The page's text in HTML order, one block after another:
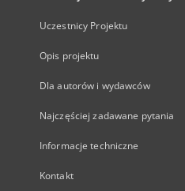
Uczestnicy Projektu
Opis projektu
Dla autorów i wydawców
Najczęściej zadawane pytania
Informacje techniczne
Kontakt